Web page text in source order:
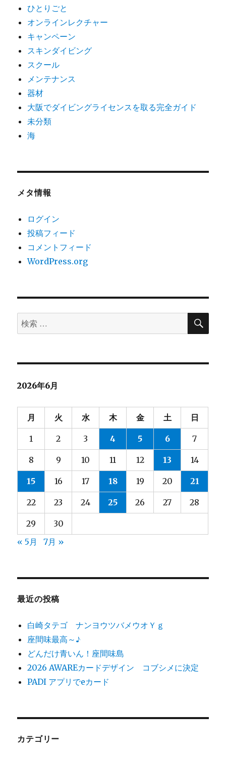
ひとりごと
オンラインレクチャー
キャンペーン
スキンダイビング
スクール
メンテナンス
器材
大阪でダイビングライセンスを取る完全ガイド
未分類
海
メタ情報
ログイン
投稿フィード
コメントフィード
WordPress.org
検
索
象:
検
2026年6月
月 火 水 木 金 土 日
1 2 3 4 5 6 7
8 9 10 11 12 13 14
15 16 17 18 19 20 21
22 23 24 25 26 27 28
29
30
« 5月
7月 »
最近の投稿
白崎タテゴ ナンヨウツバメウオＹｇ
座間味最高～♪
どんだけ青いん！座間味島
2026 AWAREカードデザイン コブシメに決定
PADI アプリでeカード
カテゴリー